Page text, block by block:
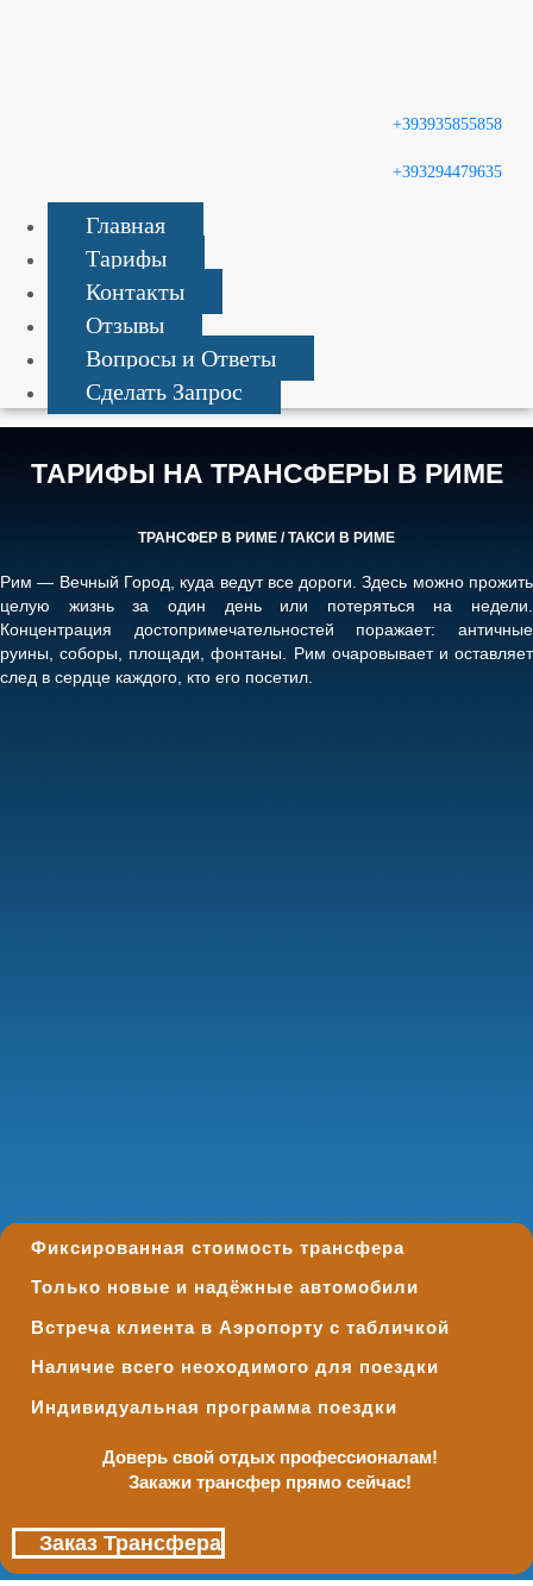
+393935855858
+393294479635
Главная
Тарифы
Контакты
Отзывы
Вопросы и Ответы
Сделать Запрос
ТАРИФЫ НА ТРАНСФЕРЫ В РИМЕ
ТРАНСФЕР В РИМЕ / ТАКСИ В РИМЕ
Рим — Вечный Город, куда ведут все дороги. Здесь можно прожить
целую жизнь за один день или потеряться на недели.
Концентрация достопримечательностей поражает: античные
руины, соборы, площади, фонтаны. Рим очаровывает и оставляет
след в сердце каждого, кто его посетил.
Фиксированная стоимость трансфера
Только новые и надёжные автомобили
Встреча клиента в Аэропорту с табличкой
Наличие всего неоходимого для поездки
Индивидуальная программа поездки
Доверь свой отдых профессионалам!
Закажи трансфер прямо сейчас!
Заказ Трансфера